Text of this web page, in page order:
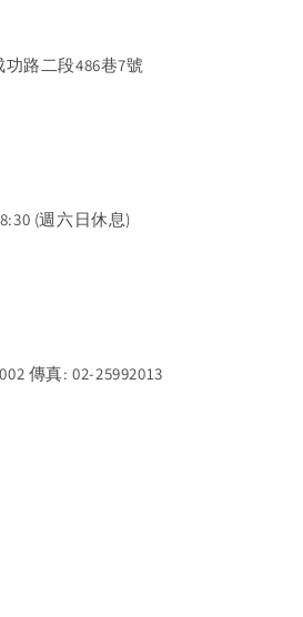
路二段486巷7號
(週六日休息)
傳真: 02-25992013